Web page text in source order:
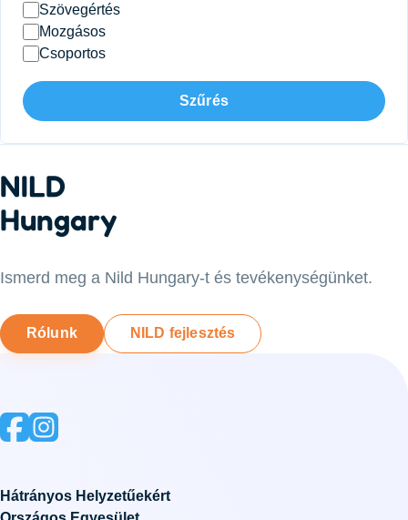
Szövegértés
Mozgásos
Csoportos
Szűrés
NILD
Hungary
Ismerd meg a Nild Hungary-t és tevékenységünket.
Rólunk NILD fejlesztés
Hátrányos Helyzetűekért